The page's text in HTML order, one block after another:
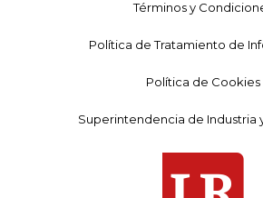
Términos y
Política de Tratamiento de
Política de Cookies
Superintendencia de Industria